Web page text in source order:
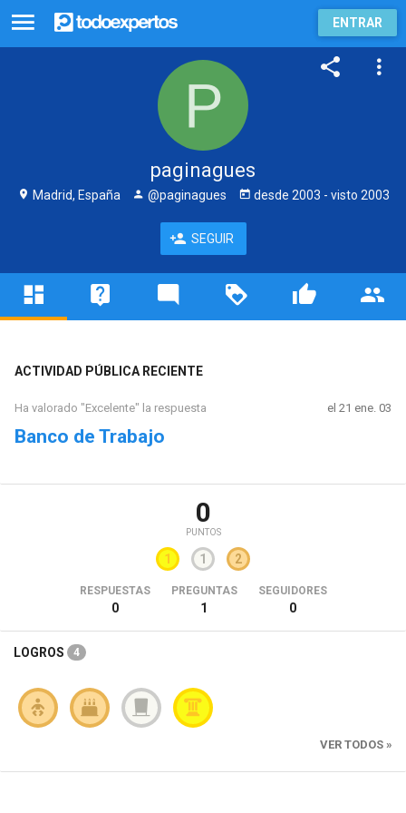
ENTRAR
paginagues
Madrid, España @paginagues desde 2003 - visto 2003
SEGUIR
ACTIVIDAD PÚBLICA RECIENTE
Ha valorado "Excelente" la respuesta el 21 ene. 03
Banco de Trabajo
0
PUNTOS
1 1 2
RESPUESTAS
0
PREGUNTAS
1
SEGUIDORES
0
LOGROS 4
VER TODOS »